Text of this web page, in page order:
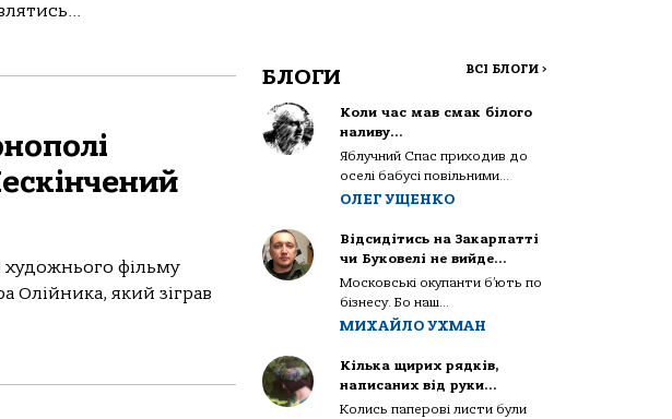
художнього фільму
Олійника, який зіграв
БЛОГИ ВСІ БЛОГИ >
Коли час мав смак білого
наливу…
Яблучний Спас приходив до
оселі бабусі повільними...
ОЛЕГ УЩЕНКО
Відсидітись на Закарпатті
чи Буковелі не вийде…
Московські окупанти б’ють по
бізнесу. Бо наш...
МИХАЙЛО УХМАН
Кілька щирих рядків,
написаних від руки…
Колись паперові листи були